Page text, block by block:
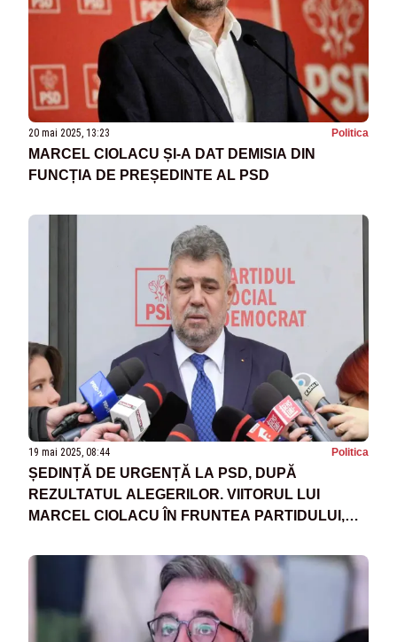
20 mai 2025, 13:23 Politica
MARCEL CIOLACU ȘI-A DAT DEMISIA DIN
FUNCȚIA DE PREȘEDINTE AL PSD
19 mai 2025, 08:44 Politica
ȘEDINȚĂ DE URGENȚĂ LA PSD, DUPĂ
REZULTATUL ALEGERILOR. VIITORUL LUI
MARCEL CIOLACU ÎN FRUNTEA PARTIDULUI,